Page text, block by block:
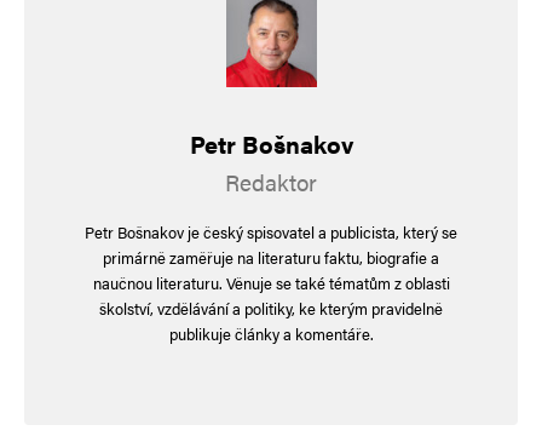
(KSČ), fialová média v čele s objektivní Českou
Tomu říkáte právní stát a eurohodnoty?
Financování michprdů?
Financování Forum24?
Korupce z USAID?
Korupce Dopravní podnik Praha za dozoru
piráta Hřiba a Dozimetr?
Dronový byznys diplomata Veverky?
Petr Bošnakov
Redaktor
Petr Bošnakov je český spisovatel a publicista, který se
primárně zaměřuje na literaturu faktu, biografie a
naučnou literaturu. Věnuje se také tématům z oblasti
školství, vzdělávání a politiky, ke kterým pravidelně
publikuje články a komentáře.